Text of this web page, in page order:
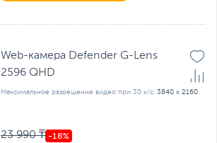
Web-камера Defender G-Lens
2596 QHD
Максимальное разрешение видео при 30 к/с: 3840 x 2160
23 990 ₸